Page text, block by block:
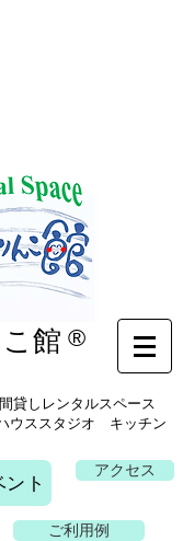
ント
館 ®
貸しレンタルスペース
ススタジオ キッチン
ント
アクセス
ご利用例